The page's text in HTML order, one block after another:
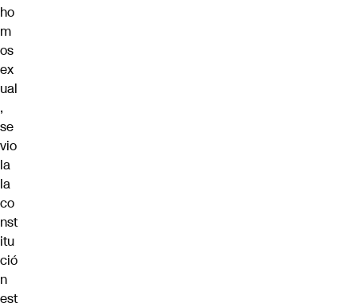
ho
m
os
ex
ual
,
se
vio
la
la
co
nst
itu
ció
n
est